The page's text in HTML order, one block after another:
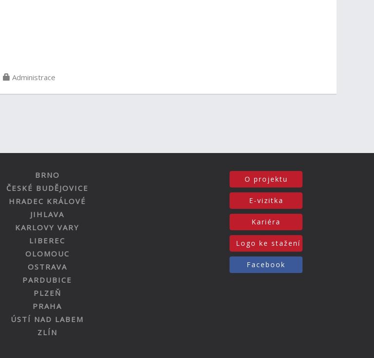
Administrace
BRNO
ČESKÉ BUDĚJOVICE
HRADEC KRÁLOVÉ
JIHLAVA
KARLOVY VARY
LIBEREC
OLOMOUC
OSTRAVA
PARDUBICE
PLZEŇ
PRAHA
ÚSTÍ NAD LABEM
ZLÍN
O projektu
E-vizitka
Kariéra
Logo ke stažení
Facebook